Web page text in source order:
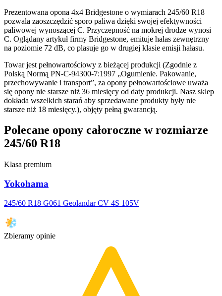
Prezentowana opona 4x4 Bridgestone o wymiarach 245/60 R18
pozwala zaoszczędzić sporo paliwa dzięki swojej efektywności
paliwowej wynoszącej C. Przyczepność na mokrej drodze wynosi
C. Oglądany artykuł firmy Bridgestone, emituje hałas zewnętrzny
na poziomie 72 dB, co plasuje go w drugiej klasie emisji hałasu.
Towar jest pełnowartościowy z bieżącej produkcji (Zgodnie z
Polską Normą PN-C-94300-7:1997 „Ogumienie. Pakowanie,
przechowywanie i transport”, za opony pełnowartościowe uważa
się opony nie starsze niż 36 miesięcy od daty produkcji. Nasz sklep
dokłada wszelkich starań aby sprzedawane produkty były nie
starsze niż 18 miesięcy.), objęty pełną gwarancją.
Polecane opony całoroczne w rozmiarze
245/60 R18
Klasa premium
Yokohama
245/60 R18 G061 Geolandar CV 4S 105V
Zbieramy opinie